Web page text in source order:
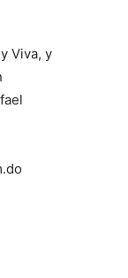
Viva, y